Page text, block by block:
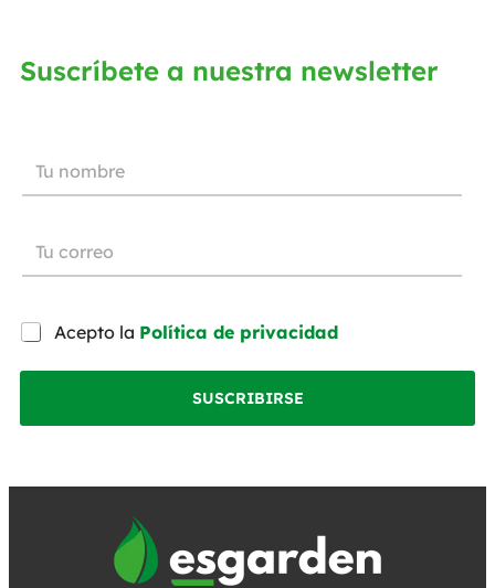
Suscríbete a nuestra newsletter
Acepto la Política de privacidad
SUSCRIBIRSE